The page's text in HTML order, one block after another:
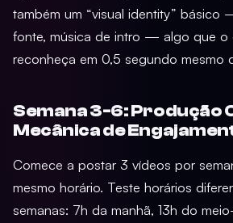
também um “visual identity” básico
fonte, música de intro — algo que o
reconheça em 0,5 segundo mesmo
Semana 3-6: Produção
Mecânica de
Comece a postar 3 vídeos por
mesmo horário. Teste horários
semanas: 7h da manhã, 13h do